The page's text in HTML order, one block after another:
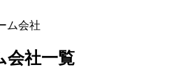
ム会社
会社一覧